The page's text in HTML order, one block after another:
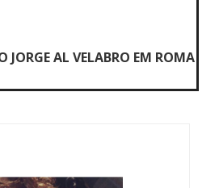
JORGE AL VELABRO EM ROMA